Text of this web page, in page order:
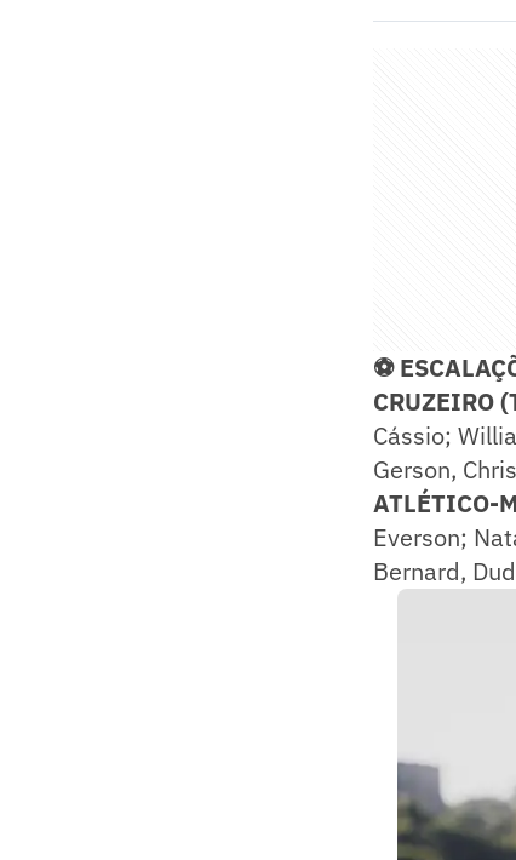
⚽
CRUZEIRO
Cássio;
Gerson,
ATLÉTICO-
Everson;
Bernard,